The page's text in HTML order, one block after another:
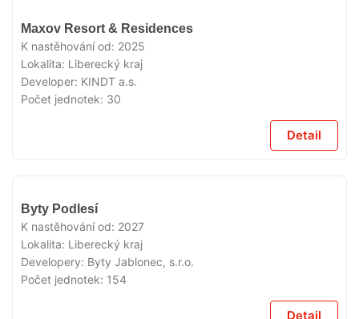
Maxov Resort & Residences
K nastěhování od: 2025
Lokalita: Liberecký kraj
Developer: KINDT a.s.
Počet jednotek: 30
Detail
Byty Podlesí
K nastěhování od: 2027
Lokalita: Liberecký kraj
Developery: Byty Jablonec, s.r.o.
Počet jednotek: 154
Detail